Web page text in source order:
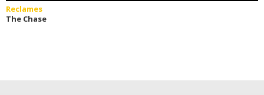
Reclames
The Chase